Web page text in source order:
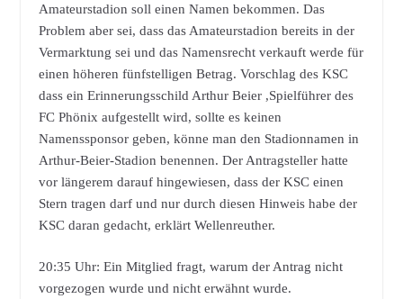
Amateurstadion soll einen Namen bekommen. Das
Problem aber sei, dass das Amateurstadion bereits in der
Vermarktung sei und das Namensrecht verkauft werde für
einen höheren fünfstelligen Betrag. Vorschlag des KSC
dass ein Erinnerungsschild Arthur Beier ,Spielführer des
FC Phönix aufgestellt wird, sollte es keinen
Namenssponsor geben, könne man den Stadionnamen in
Arthur-Beier-Stadion benennen. Der Antragsteller hatte
vor längerem darauf hingewiesen, dass der KSC einen
Stern tragen darf und nur durch diesen Hinweis habe der
KSC daran gedacht, erklärt Wellenreuther.
20:35 Uhr: Ein Mitglied fragt, warum der Antrag nicht
vorgezogen wurde und nicht erwähnt wurde.